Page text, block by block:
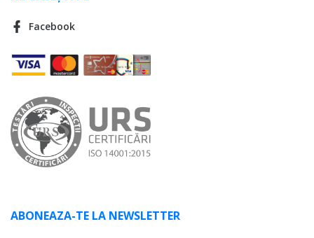
Facebook
ABONEAZA-TE LA NEWSLETTER